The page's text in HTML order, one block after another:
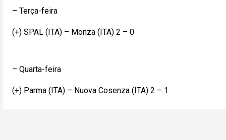
– Terça-feira
(+) SPAL (ITA) – Monza (ITA) 2 – 0
– Quarta-feira
(+) Parma (ITA) – Nuova Cosenza (ITA) 2 – 1